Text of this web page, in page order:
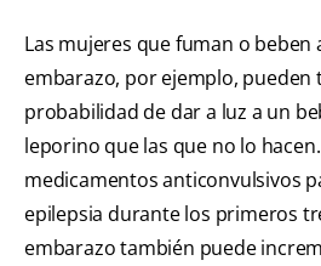
Las mujeres que fuman o
embarazo, por ejemplo, pueden
probabilidad de dar a luz a un
leporino que las que no lo
medicamentos anticonvulsivos
epilepsia durante los primeros
embarazo también puede